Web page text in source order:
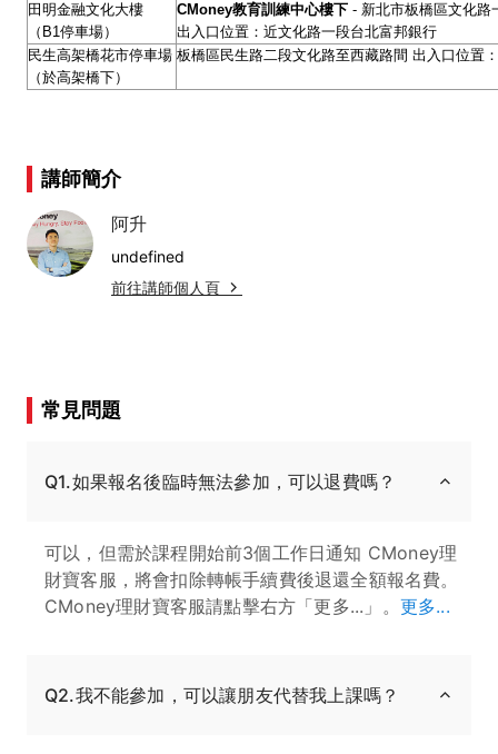
田明金融文化大樓
（B1停車場）
CMoney教育訓練中心樓下 - 新北市板橋區文化路
出入口位置：近文化路一段台北富邦銀行
民生高架橋花市停車場
（於高架橋下）
板橋區民生路二段文化路至西藏路間 出入口位置
講師簡介
阿升
undefined
前往講師個人頁
常見問題
Q1.如果報名後臨時無法參加，可以退費嗎？
可以，但需於課程開始前3個工作日通知 CMoney理
財寶客服，將會扣除轉帳手續費後退還全額報名費。
CMoney理財寶客服請點擊右方「更多...」。 更多...
Q2.我不能參加，可以讓朋友代替我上課嗎？